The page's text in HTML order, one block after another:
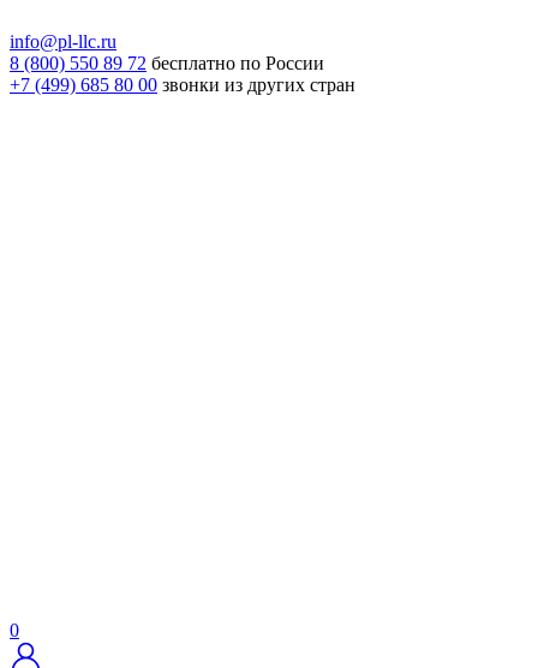
info@pl-llc.ru
8 (800) 550 89 72 бесплатно по России
+7 (499) 685 80 00 звонки из других стран
0